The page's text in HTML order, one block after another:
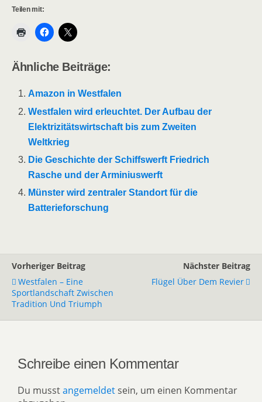
Teilen mit:
Ähnliche Beiträge:
Amazon in Westfalen
Westfalen wird erleuchtet. Der Aufbau der
Elektrizitätswirtschaft bis zum Zweiten
Weltkrieg
Die Geschichte der Schiffswerft Friedrich
Rasche und der Arminiuswerft
Münster wird zentraler Standort für die
Batterieforschung
Vorheriger Beitrag
Westfalen – Eine
Sportlandschaft Zwischen
Tradition Und Triumph
Nächster Beitrag
Flügel Über Dem Revier
Schreibe einen Kommentar
Du musstangemeldet sein, um einen Kommentar